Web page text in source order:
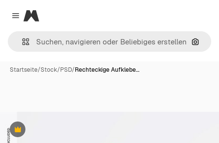
Close menu
Magnific
Nach
Startseite/Stock/PSD/Rechteckige Aufklebe…
Premium